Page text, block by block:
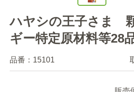
ハヤシの王子さま
ギー特定原材料等28
品番： 15101